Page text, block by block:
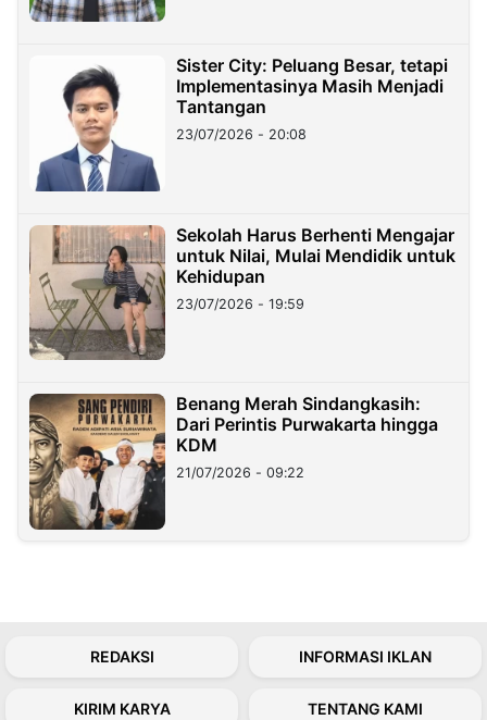
Sister City: Peluang Besar, tetapi
Implementasinya Masih Menjadi
Tantangan
23/07/2026 - 20:08
Sekolah Harus Berhenti Mengajar
untuk Nilai, Mulai Mendidik untuk
Kehidupan
23/07/2026 - 19:59
Benang Merah Sindangkasih:
Dari Perintis Purwakarta hingga
KDM
21/07/2026 - 09:22
REDAKSI INFORMASI IKLAN
KIRIM KARYA TENTANG KAMI